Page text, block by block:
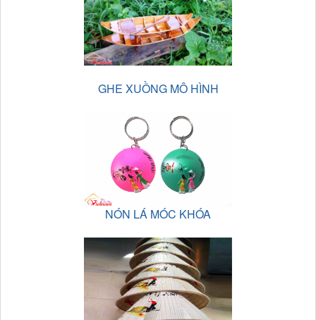
GHE XUỒNG MÔ HÌNH
NÓN LÁ MÓC KHÓA